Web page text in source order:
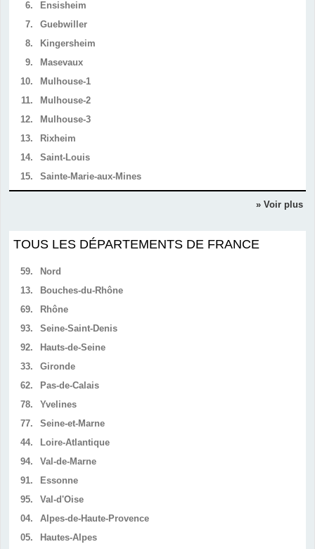
6.
Ensisheim
7.
Guebwiller
8.
Kingersheim
9.
Masevaux
10.
Mulhouse-1
11.
Mulhouse-2
12.
Mulhouse-3
13.
Rixheim
14.
Saint-Louis
15.
Sainte-Marie-aux-Mines
» Voir plus
TOUS LES DÉPARTEMENTS DE FRANCE
59.
Nord
13.
Bouches-du-Rhône
69.
Rhône
93.
Seine-Saint-Denis
92.
Hauts-de-Seine
33.
Gironde
62.
Pas-de-Calais
78.
Yvelines
77.
Seine-et-Marne
44.
Loire-Atlantique
94.
Val-de-Marne
91.
Essonne
95.
Val-d'Oise
04.
Alpes-de-Haute-Provence
05.
Hautes-Alpes